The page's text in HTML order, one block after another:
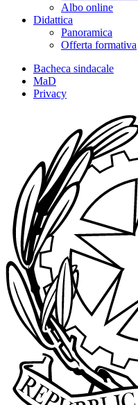
Albo online
Didattica
Panoramica
Offerta formativa
Bacheca sindacale
MaD
Privacy